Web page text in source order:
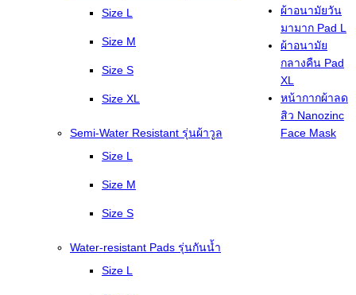
Size L
Size M
Size S
Size XL
Semi-Water Resistant รุ่นผ้าวูล
Size L
Size M
Size S
Water-resistant Pads รุ่นกันน้ำ
Size L
ผ้าอนามัยวัน
มามาก Pad L
ผ้าอนามัย
กลางคืน Pad
XL
หน้ากากผ้าลด
สิว Nanozinc
Face Mask